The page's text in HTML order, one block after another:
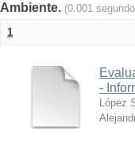
Ambiente. (0.001
1
-
López